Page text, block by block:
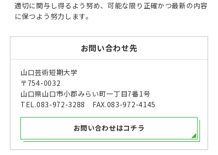
適切に関与し得るよう努め、可能な限り正確かつ最新の内容
に保つよう努力します。
お問い合わせ先
山口芸術短期大学
〒754-0032
山口県山口市小郡みらい町一丁目7番1号
TEL.083-972-3288 FAX.083-972-4145
お問い合わせはコチラ